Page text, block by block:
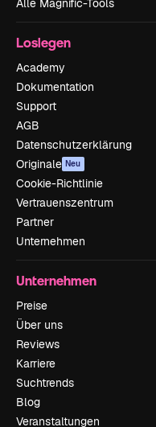
Alle Magnific-Tools
Loslegen
Academy
Dokumentation
Support
AGB
Datenschutzerklärung
Originale Neu
Cookie-Richtlinie
Vertrauenszentrum
Partner
Unternehmen
Unternehmen
Preise
Über uns
Reviews
Karriere
Suchtrends
Blog
Veranstaltungen